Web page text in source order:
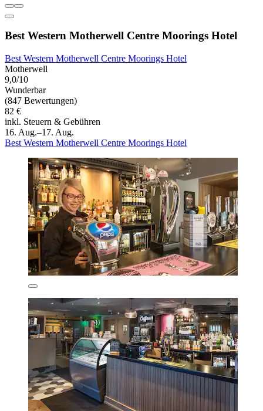
Best Western Motherwell Centre Moorings Hotel
Best Western Motherwell Centre Moorings Hotel
Motherwell
9,0/10
Wunderbar
(847 Bewertungen)
82 €
inkl. Steuern & Gebühren
16. Aug.–17. Aug.
Best Western Motherwell Centre Moorings Hotel